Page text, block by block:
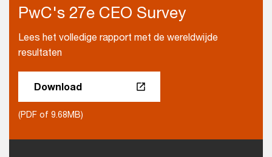
PwC's 27e CEO Survey
Lees het volledige rapport met de wereldwijde
resultaten
Download
(PDF of 9.68MB)